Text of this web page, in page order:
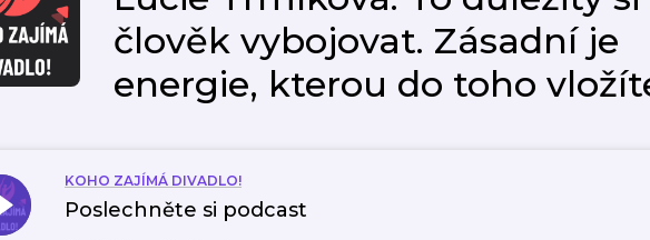
člověk vybojovat. Zásadní je
energie, kterou do toho
KOHO ZAJÍMÁ DIVADLO!
Poslechněte si podcast